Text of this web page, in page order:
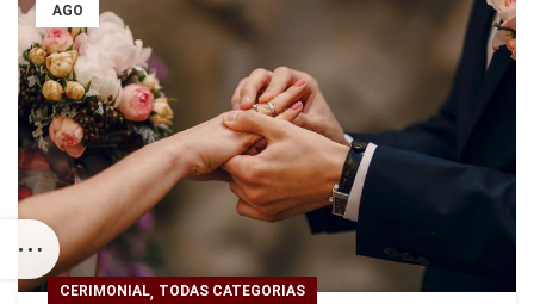
AGO
CERIMONIAL, TODAS CATEGORIAS